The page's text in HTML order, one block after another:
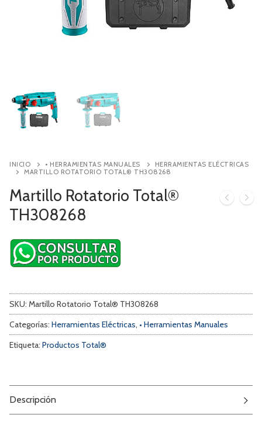
Contacto
INICIO • HERRAMIENTAS MANUALES
HERRAMIENTAS ELÉCTRICAS
MARTILLO ROTATORIO TOTAL® TH308268
Martillo Rotatorio Total®
TH308268
SKU: Martillo Rotatorio Total® TH308268
Categorías: Herramientas Eléctricas, • Herramientas Manuales
Etiqueta: Productos Total®
Descripción